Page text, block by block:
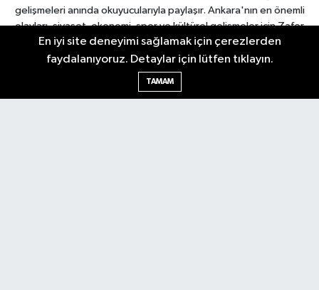
gelişmeleri anında okuyucularıyla paylaşır. Ankara'nın en önemli
olayları, siyaset, ekonomi, spor ve kültürel gelişmeler için Zafer
Gazetesi'ni takip edin. Başkentin güvendiği haber kaynağı.
En iyi site deneyimi sağlamak için çerezlerden
faydalanıyoruz. Detaylar için lütfen tıklayın.
TAMAM